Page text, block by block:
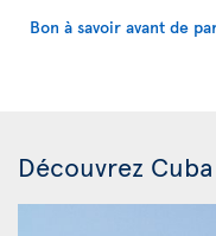
Bon à savoir avant de
Découvrez Cuba